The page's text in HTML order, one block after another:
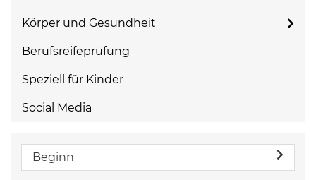
Körper und Gesundheit
Berufsreifeprüfung
Speziell für Kinder
Social Media
Beginn